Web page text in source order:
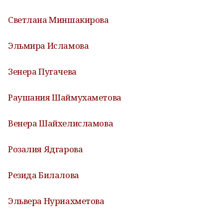
Светлана Миншакирова
Эльмира Исламова
Зенера Пугачева
Раушания Шаймухаметова
Венера Шайхелисламова
Розалия Ядгарова
Резида Билалова
Эльвера Нуриахметова